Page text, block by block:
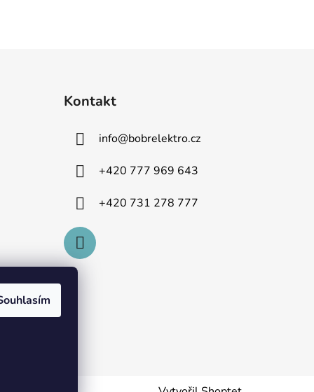
Kontakt
info@bobrelektro.cz
+420 777 969 643
+420 731 278 777